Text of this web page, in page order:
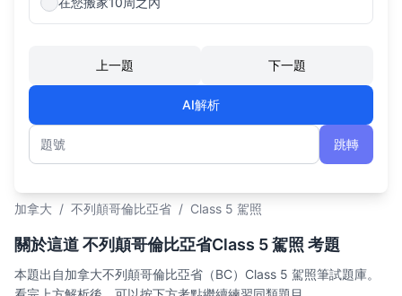
上一題 下一題
AI解析
題號
跳轉
加拿大 / 不列顛哥倫比亞省 / Class 5 駕照
關於這道 不列顛哥倫比亞省Class 5 駕照 考題
本題出自加拿大不列顛哥倫比亞省（BC）Class 5 駕照筆試題庫。